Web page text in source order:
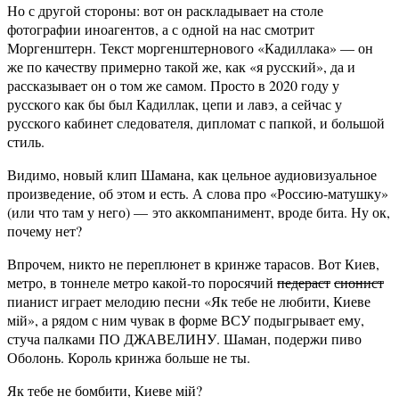
Но с другой стороны: вот он раскладывает на столе
фотографии иноагентов, а с одной на нас смотрит
Моргенштерн. Текст моргенштернового «Кадиллака» — он
же по качеству примерно такой же, как «я русский», да и
рассказывает он о том же самом. Просто в 2020 году у
русского как бы был Кадиллак, цепи и лавэ, а сейчас у
русского кабинет следователя, дипломат с папкой, и большой
стиль.
Видимо, новый клип Шамана, как цельное аудиовизуальное
произведение, об этом и есть. А слова про «Россию-матушку»
(или что там у него) — это аккомпанимент, вроде бита. Ну ок,
почему нет?
Впрочем, никто не переплюнет в кринже тарасов. Вот Киев,
метро, в тоннеле метро какой-то поросячий педерастсионист
пианист играет мелодию песни «Як тебе не любити, Киеве
мiй», а рядом с ним чувак в форме ВСУ подыгрывает ему,
стуча палками ПО ДЖАВЕЛИНУ. Шаман, подержи пиво
Оболонь. Король кринжа больше не ты.
Як тебе не бомбити, Киеве мiй?